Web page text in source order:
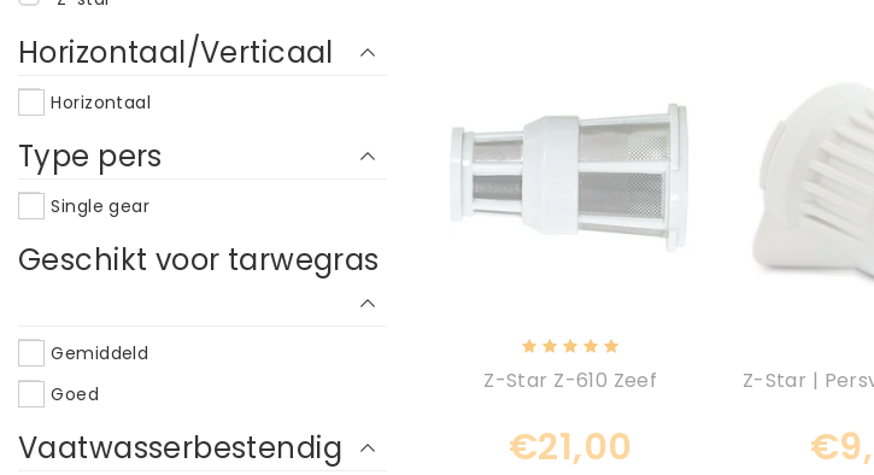
Horizontaal/Verticaal
Horizontaal
Type pers
Single gear
Geschikt voor tarwegras
Gemiddeld
Goed
Vaatwasserbestendig
Z-Star Z-610 Zeef
€21,00
Z-Star |